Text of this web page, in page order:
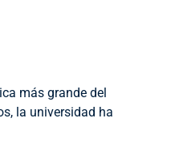
más grande del
la universidad ha